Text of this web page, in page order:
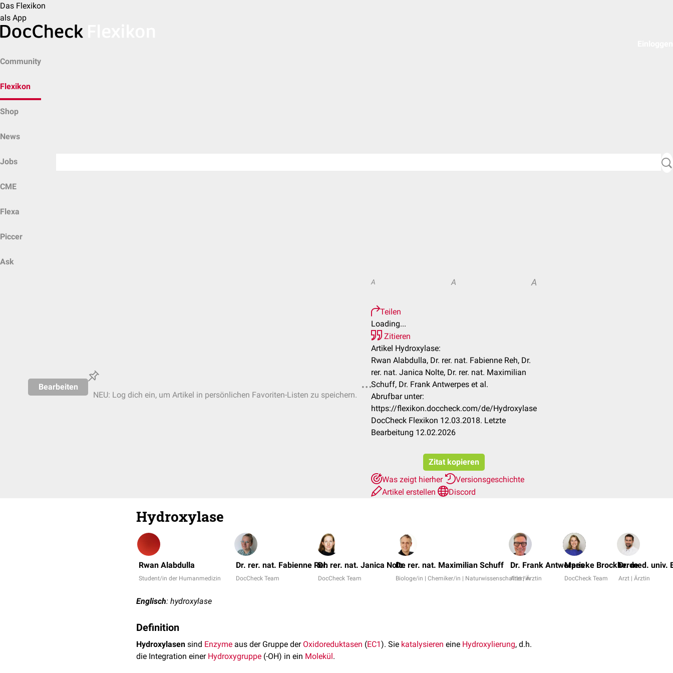
Das Flexikon
als App
Community
Flexikon
Shop
News
Jobs
CME
Flexa
Piccer
Ask
Bearbeiten
NEU: Log dich ein, um Artikel in persönlichen Favoriten-Listen zu speichern.
A A A
Teilen
Loading...
Zitieren
Artikel Hydroxylase:
Rwan Alabdulla, Dr. rer. nat. Fabienne Reh, Dr.
rer. nat. Janica Nolte, Dr. rer. nat. Maximilian
Schuff, Dr. Frank Antwerpes et al.
Abrufbar unter:
https://flexikon.doccheck.com/de/Hydroxylase
DocCheck Flexikon 12.03.2018. Letzte
Bearbeitung 12.02.2026
Zitat kopieren
Was zeigt hierher
Versionsgeschichte
Artikel erstellen
Discord
Hydroxylase
Rwan Alabdulla
Student/in der Humanmedizin
Dr. rer. nat. Fabienne Reh
DocCheck Team
Dr. rer. nat. Janica Nolte
DocCheck Team
Dr. rer. nat. Maximilian Schuff
Biologe/in | Chemiker/in | Naturwissenschaftler/in
Dr. Frank Antwerpes
Arzt | Ärztin
Marieke Brockherde
DocCheck Team
Dr. med. univ.
Arzt | Ärztin
Englisch: hydroxylase
Definition
Hydroxylasen sind Enzyme aus der Gruppe der Oxidoreduktasen (EC1). Sie katalysieren eine Hydroxylierung, d.h.
die Integration einer Hydroxygruppe (-OH) in ein Molekül.